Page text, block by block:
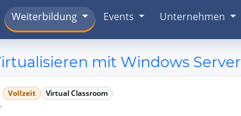
Weiterbildung Events Unternehmen
mit Windows Server
Vollzeit Virtual Classroom